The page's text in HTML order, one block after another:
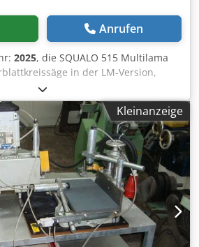
Anrufen
2025, die SQUALO 515 Multilama
in der LM-Version,
ein fortschrittliches System
Maschine ist mit motorisierten
Arbeitsfläche und ebenfalls
Druckrollen ausgestattet, die durch
einen präzisen und
des Holzmaterials gewährleisten. Bei
(Moving Blades) besteht die
festen Klinge und einer variablen
beweglichen Klingen. Letzterer
werden, um sich an
und Schneidanforderungen
Kleinanzeige